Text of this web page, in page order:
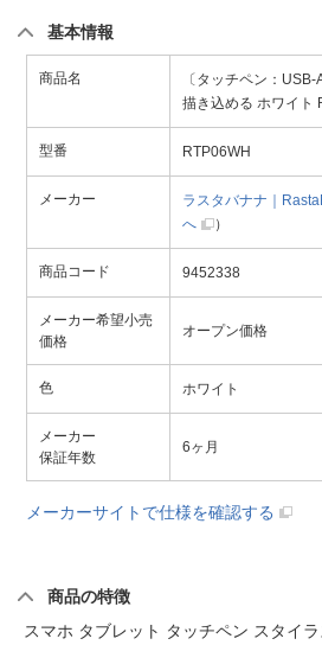
基本情報
商品名
〔タッチペン：
描き込める ホワイト
型番 RTP06WH
メーカー ラスタバナナ｜
へ
）
商品コード 9452338
メーカー希望小売
価格
オープン価格
色 ホワイト
メーカー
保証年数
6ヶ月
メーカーサイトで仕様を確認する
商品の特徴
スマホ タブレット タッチペン スタイ